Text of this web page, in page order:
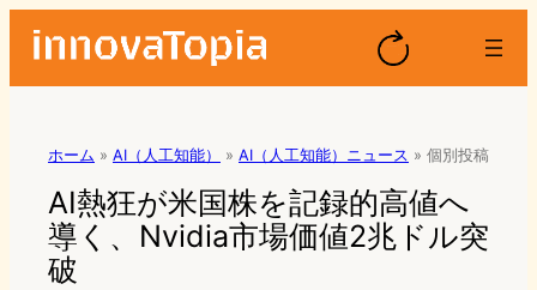
ホーム » AI（人工知能） » AI（人工知能）ニュース » 個別投稿
AI熱狂が米国株を記録的高値へ
導く、Nvidia市場価値2兆ドル突
破